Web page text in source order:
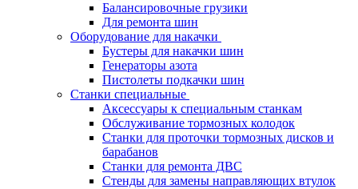
Балансировочные грузики
Для ремонта шин
Оборудование для накачки
Бустеры для накачки шин
Генераторы азота
Пистолеты подкачки шин
Станки специальные
Аксессуары к специальным станкам
Обслуживание тормозных колодок
Станки для проточки тормозных дисков и
барабанов
Станки для ремонта ДВС
Стенды для замены направляющих втулок